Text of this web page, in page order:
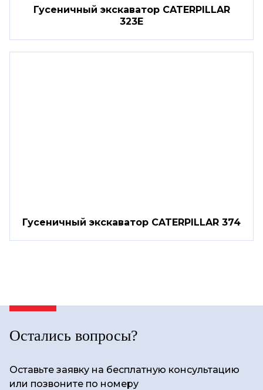
Гусеничный экскаватор CATERPILLAR
323E
Гусеничный экскаватор CATERPILLAR 374
Остались вопросы?
Оставьте заявку на бесплатную консультацию
или позвоните по номеру